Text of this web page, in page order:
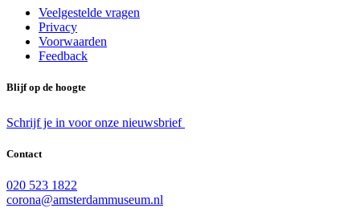
Veelgestelde vragen
Privacy
Voorwaarden
Feedback
Blijf op de hoogte
Schrijf je in voor onze nieuwsbrief
Contact
020 523 1822
corona@amsterdammuseum.nl